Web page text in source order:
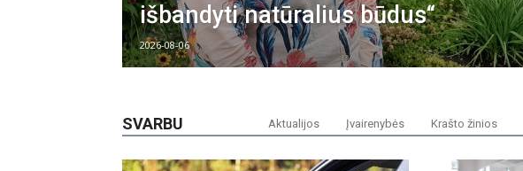
išbandyti natūralius būdus“
2026-08-06
SVARBU Aktualijos Įvairenybės Krašto žinios